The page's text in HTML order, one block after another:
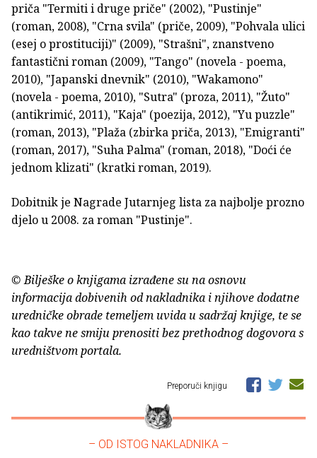
priča "Termiti i druge priče" (2002), "Pustinje"
(roman, 2008), "Crna svila" (priče, 2009), "Pohvala ulici
(esej o prostituciji)" (2009), "Strašni", znanstveno
fantastični roman (2009), "Tango" (novela - poema,
2010), "Japanski dnevnik" (2010), "Wakamono"
(novela - poema, 2010), "Sutra" (proza, 2011), "Žuto"
(antikrimić, 2011), "Kaja" (poezija, 2012), "Yu puzzle"
(roman, 2013), "Plaža (zbirka priča, 2013), "Emigranti"
(roman, 2017), "Suha Palma" (roman, 2018), "Doći će
jednom klizati" (kratki roman, 2019).
Dobitnik je Nagrade Jutarnjeg lista za najbolje prozno
djelo u 2008. za roman "Pustinje".
© Bilješke o knjigama izrađene su na osnovu
informacija dobivenih od nakladnika i njihove dodatne
uredničke obrade temeljem uvida u sadržaj knjige, te se
kao takve ne smiju prenositi bez prethodnog dogovora s
uredništvom portala.
Preporuči knjigu
– OD ISTOG NAKLADNIKA –